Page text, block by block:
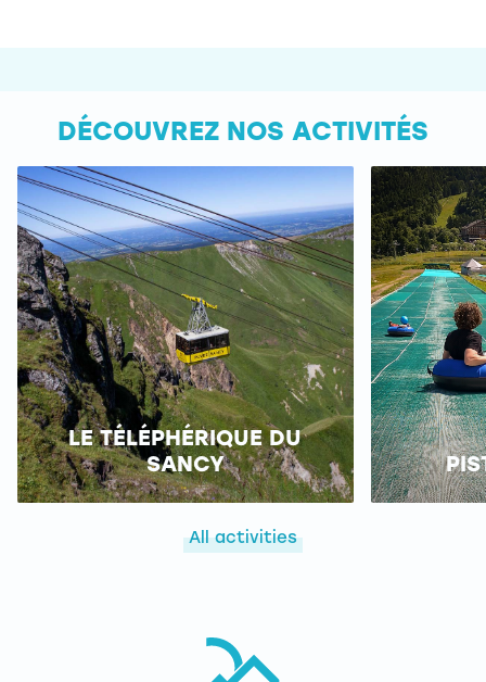
DÉCOUVREZ NOS ACTIVITÉS
LE TÉLÉPHÉRIQUE DU
SANCY
All activities